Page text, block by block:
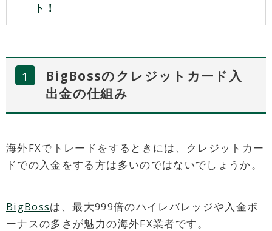
ト！
BigBossのクレジットカード入
出金の仕組み
海外FXでトレードをするときには、クレジットカー
ドでの入金をする方は多いのではないでしょうか。
BigBossは、最大999倍のハイレバレッジや入金ボ
ーナスの多さが魅力の海外FX業者です。